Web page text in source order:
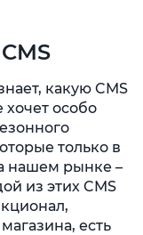
какую CMS
хочет особо
только в
нашем рынке –
из этих CMS
есть